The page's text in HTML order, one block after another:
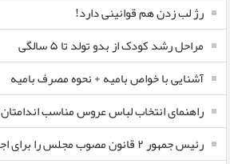
رژ لب زدن هم قوانینی دارد!
مراحل رشد کودک از بدو تولد تا ۵ سالگی
آشنایی با خواص بامیه + نحوه مصرف بامیه
راهنمای انتخاب لباس عروس مناسب اندامتان
رئیس جمهور ۲ قانون مصوب مجلس را برای اجرا ابلاغ کرد